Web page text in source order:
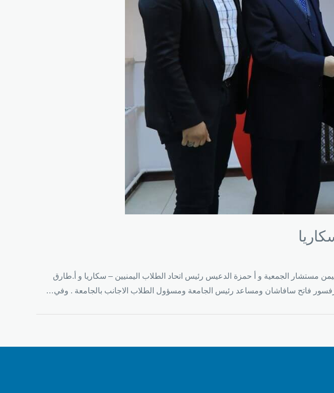
مستشار الجمعية و أ حمزة الدعيس رئيس اتحاد الطلاب اليمنيين – سكاريا و أ.طارق
فاتح سافاشان ومساعد رئيس الجامعة ومسؤول الطلاب الاجانب بالجامعة . وفي…